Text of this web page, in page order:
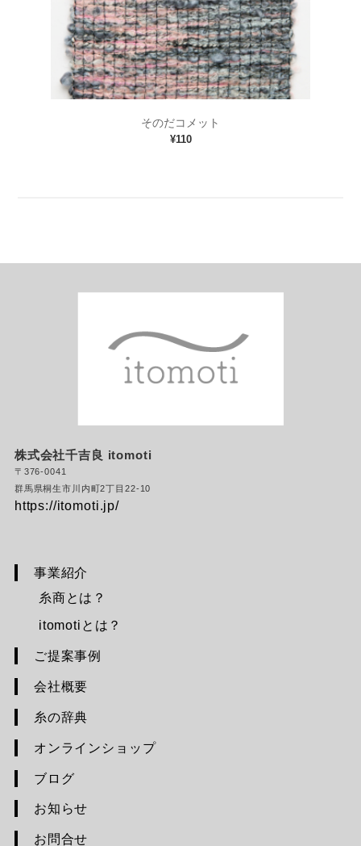
そのだコメット
¥110
株式会社千吉良 itomoti
〒376-0041
群馬県桐生市川内町2丁目22-10
https://itomoti.jp/
事業紹介
糸商とは？
itomotiとは？
ご提案事例
会社概要
糸の辞典
オンラインショップ
ブログ
お知らせ
お問合せ